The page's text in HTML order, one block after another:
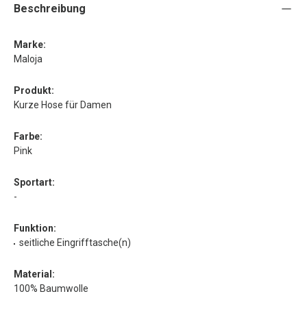
Beschreibung
Marke:
Maloja
Produkt:
Kurze Hose für Damen
Farbe:
Pink
Sportart:
-
Funktion:
seitliche Eingrifftasche(n)
Material:
100% Baumwolle